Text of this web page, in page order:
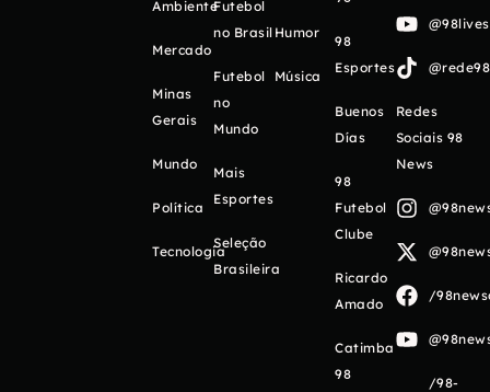
Ambiente
Mercado
Minas
Gerais
Mundo
Política
Tecnologia
Futebol
no Brasil
Futebol
no
Mundo
Mais
Esportes
Seleção
Brasileira
Humor
Música
98
Esportes
Buenos
Días
98
Futebol
Clube
Ricardo
Amado
Catimba
98
Redes
Sociais 98
News
/
/98-